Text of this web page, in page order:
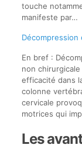
touche
manifeste par…
En bref :
non
efficacité dans
colonne
cervicale
motrices qui
Les